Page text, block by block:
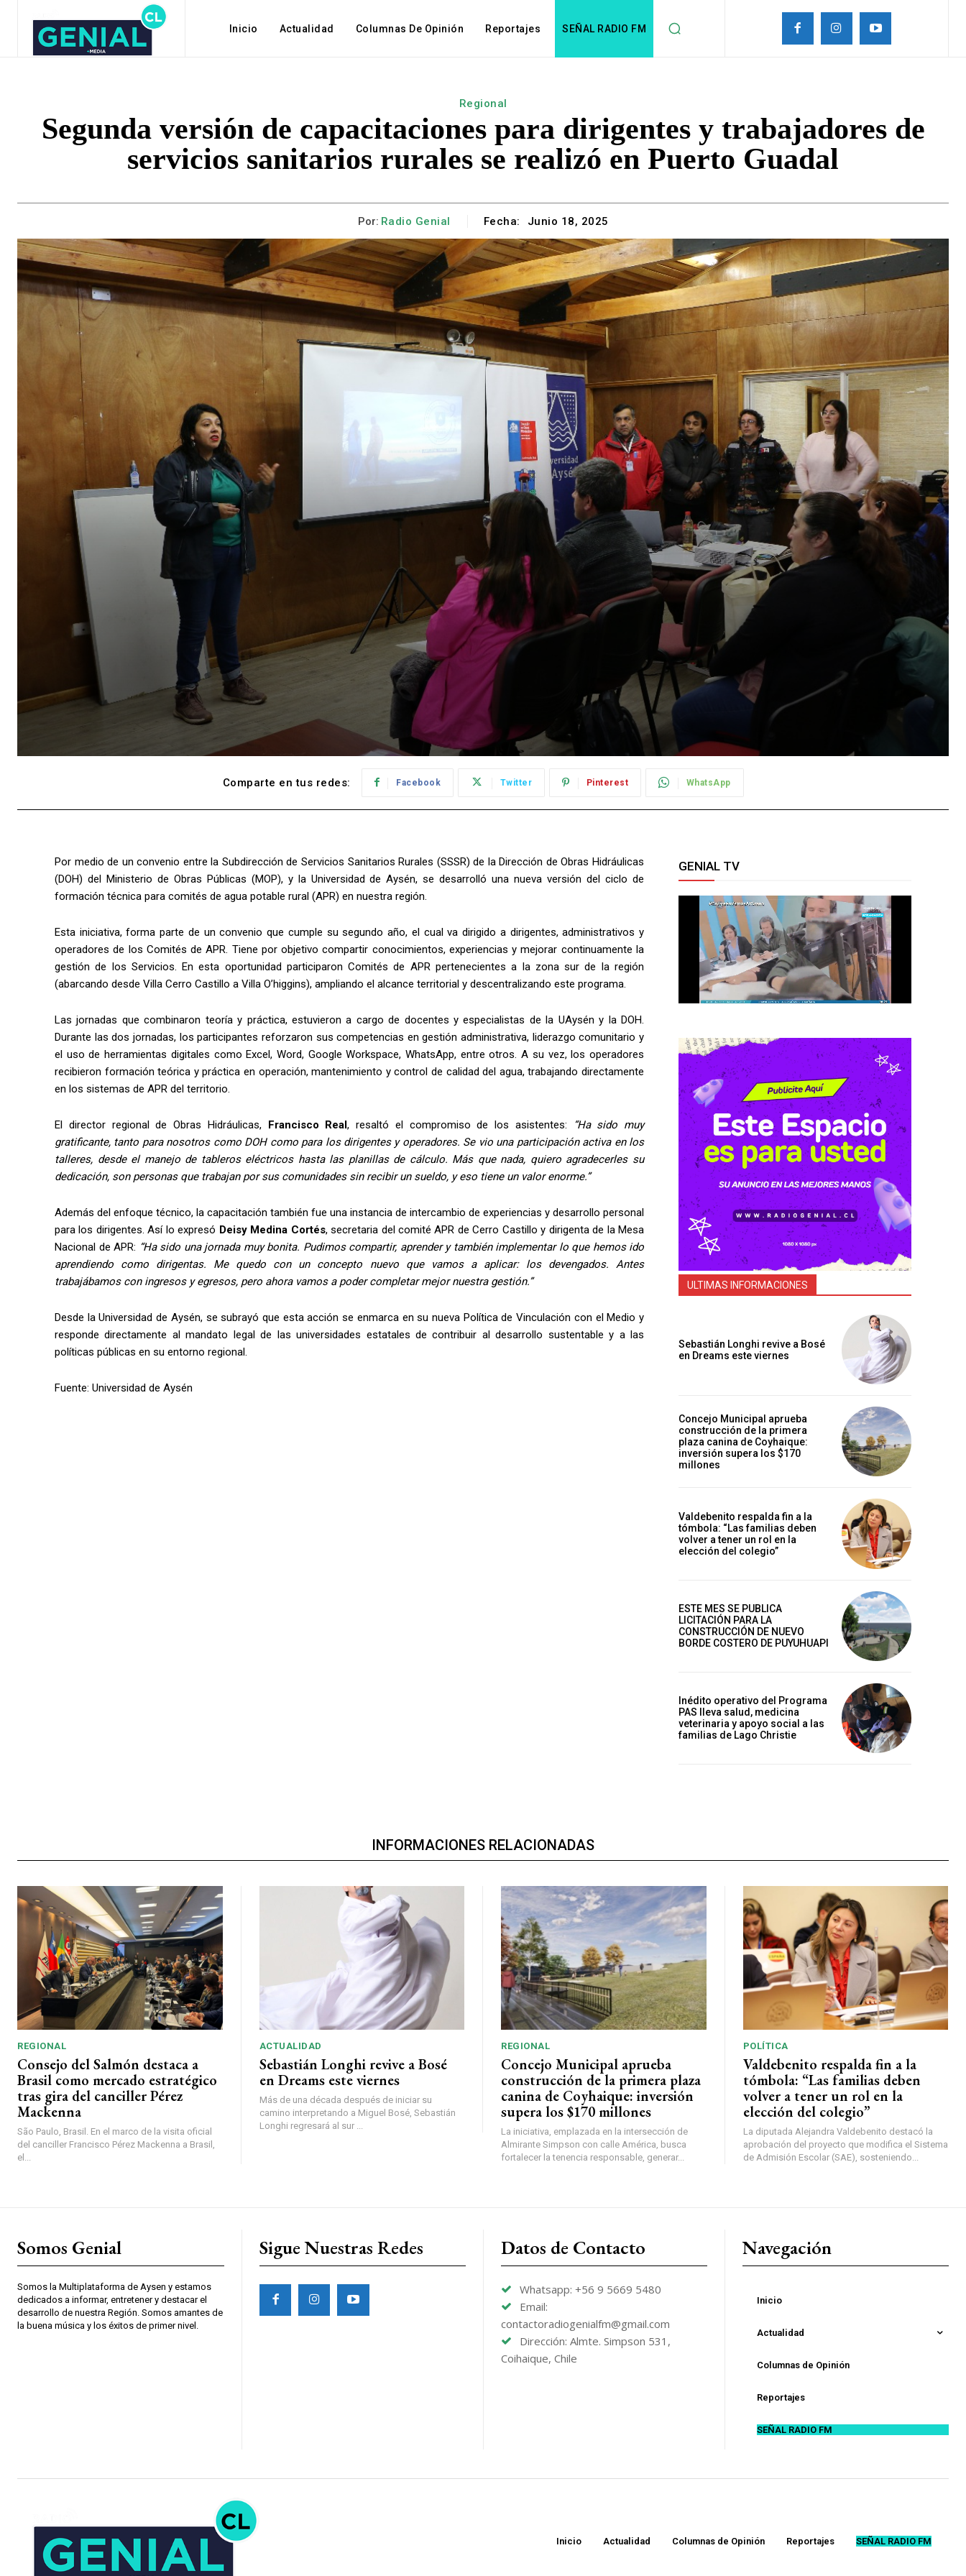
Inicio Actualidad Columnas De Opinión Reportajes SEÑAL RADIO FM
Regional
Segunda versión de capacitaciones para dirigentes y trabajadores de
servicios sanitarios rurales se realizó en Puerto Guadal
Por: Radio Genial Fecha: Junio 18, 2025
Comparte en tus redes: Facebook Twitter Pinterest WhatsApp
Por medio de un convenio entre la Subdirección de Servicios Sanitarios Rurales (SSSR) de la Dirección de Obras Hidráulicas
(DOH) del Ministerio de Obras Públicas (MOP), y la Universidad de Aysén, se desarrolló una nueva versión del ciclo de
formación técnica para comités de agua potable rural (APR) en nuestra región.
Esta iniciativa, forma parte de un convenio que cumple su segundo año, el cual va dirigido a dirigentes, administrativos y
operadores de los Comités de APR. Tiene por objetivo compartir conocimientos, experiencias y mejorar continuamente la
gestión de los Servicios. En esta oportunidad participaron Comités de APR pertenecientes a la zona sur de la región
(abarcando desde Villa Cerro Castillo a Villa O’higgins), ampliando el alcance territorial y descentralizando este programa.
Las jornadas que combinaron teoría y práctica, estuvieron a cargo de docentes y especialistas de la UAysén y la DOH.
Durante las dos jornadas, los participantes reforzaron sus competencias en gestión administrativa, liderazgo comunitario y
el uso de herramientas digitales como Excel, Word, Google Workspace, WhatsApp, entre otros. A su vez, los operadores
recibieron formación teórica y práctica en operación, mantenimiento y control de calidad del agua, trabajando directamente
en los sistemas de APR del territorio.
El director regional de Obras Hidráulicas, Francisco Real, resaltó el compromiso de los asistentes:
“Ha sido muy
gratificante, tanto para nosotros como DOH como para los dirigentes y operadores. Se vio una participación activa en los
talleres, desde el manejo de tableros eléctricos hasta las planillas de cálculo. Más que nada, quiero agradecerles su
dedicación, son personas que trabajan por sus comunidades sin recibir un sueldo, y eso tiene un valor enorme.”
Además del enfoque técnico, la capacitación también fue una instancia de intercambio de experiencias y desarrollo personal
para los dirigentes. Así lo expresó Deisy Medina Cortés, secretaria del comité APR de Cerro Castillo y dirigenta de la Mesa
Nacional de APR: “Ha sido una jornada muy bonita. Pudimos compartir, aprender y también implementar lo que hemos ido
aprendiendo como dirigentas. Me quedo con un concepto nuevo que vamos a aplicar: los devengados. Antes
trabajábamos con ingresos y egresos, pero ahora vamos a poder completar mejor nuestra gestión.”
Desde la Universidad de Aysén, se subrayó que esta acción se enmarca en su nueva Política de Vinculación con el Medio y
responde directamente al mandato legal de las universidades estatales de contribuir al desarrollo sustentable y a las
políticas públicas en su entorno regional.
Fuente: Universidad de Aysén
GENIAL TV
ULTIMAS INFORMACIONES
Sebastián Longhi revive a Bosé
en Dreams este viernes
Concejo Municipal aprueba
construcción de la primera
plaza canina de Coyhaique:
inversión supera los $170
millones
Valdebenito respalda fin a la
tómbola: “Las familias deben
volver a tener un rol en la
elección del colegio”
ESTE MES SE PUBLICA
LICITACIÓN PARA LA
CONSTRUCCIÓN DE NUEVO
BORDE COSTERO DE PUYUHUAPI
Inédito operativo del Programa
PAS lleva salud, medicina
veterinaria y apoyo social a las
familias de Lago Christie
INFORMACIONES RELACIONADAS
REGIONAL
Consejo del Salmón destaca a
Brasil como mercado estratégico
tras gira del canciller Pérez
Mackenna
São Paulo, Brasil. En el marco de la visita oficial
del canciller Francisco Pérez Mackenna a Brasil,
el...
ACTUALIDAD
Sebastián Longhi revive a Bosé
en Dreams este viernes
Más de una década después de iniciar su
camino interpretando a Miguel Bosé, Sebastián
Longhi regresará al sur ...
REGIONAL
Concejo Municipal aprueba
construcción de la primera plaza
canina de Coyhaique: inversión
supera los $170 millones
La iniciativa, emplazada en la intersección de
Almirante Simpson con calle América, busca
fortalecer la tenencia responsable, generar...
POLÍTICA
Valdebenito respalda fin a la
tómbola: “Las familias deben
volver a tener un rol en la
elección del colegio”
La diputada Alejandra Valdebenito destacó la
aprobación del proyecto que modifica el Sistema
de Admisión Escolar (SAE), sosteniendo...
Somos Genial
Somos la Multiplataforma de Aysen y estamos
dedicados a informar, entretener y destacar el
desarrollo de nuestra Región. Somos amantes de
la buena música y los éxitos de primer nivel.
Sigue Nuestras Redes Datos de Contacto
Whatsapp: +56 9 5669 5480
Email:
contactoradiogenialfm@gmail.com
Dirección: Almte. Simpson 531,
Coihaique, Chile
Navegación
Inicio
Actualidad
Columnas de Opinión
Reportajes
SEÑAL RADIO FM
Inicio Actualidad Columnas de Opinión Reportajes SEÑAL RADIO FM